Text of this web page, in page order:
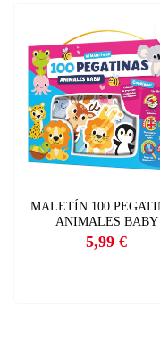
MALETÍN 100
ANIMALES BABY
Precio
5,99 €